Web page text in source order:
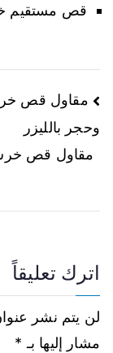
قص مستقيم
وحجر بالليزر
اترك تعليقاً
لن يتم نشر
مشار إليها بـ *